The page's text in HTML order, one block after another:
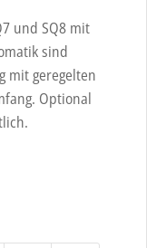
und SQ8 mit
sind
mit geregelten
Optional